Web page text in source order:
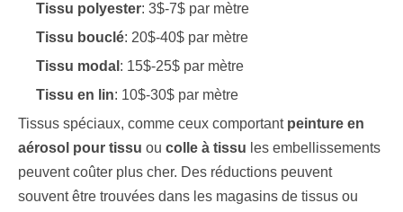
Tissu polyester: 3$-7$ par mètre
Tissu bouclé: 20$-40$ par mètre
Tissu modal : 15$-25$ par mètre
Tissu en lin: 10$-30$ par mètre
Tissus spéciaux, comme ceux comportant peinture en
aérosol pour tissu ou colle à tissu les embellissements
peuvent coûter plus cher. Des réductions peuvent
souvent être trouvées dans les magasins de tissus ou